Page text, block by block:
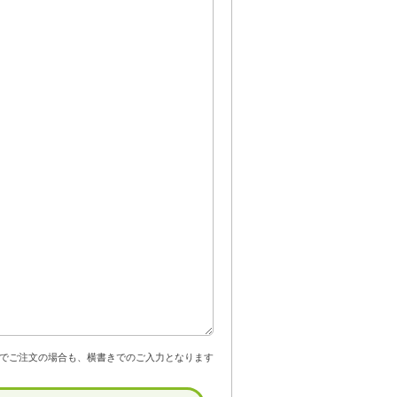
ご注文の場合も、横書きでのご入力となります